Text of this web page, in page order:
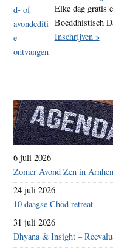
Elke dag gratis
Boeddhistisch
Inschrijven »
6 juli 2026
Zomer Avond Zen in
24 juli 2026
10 daagse Chöd retreat
31 juli 2026
Dhyana & Insight –